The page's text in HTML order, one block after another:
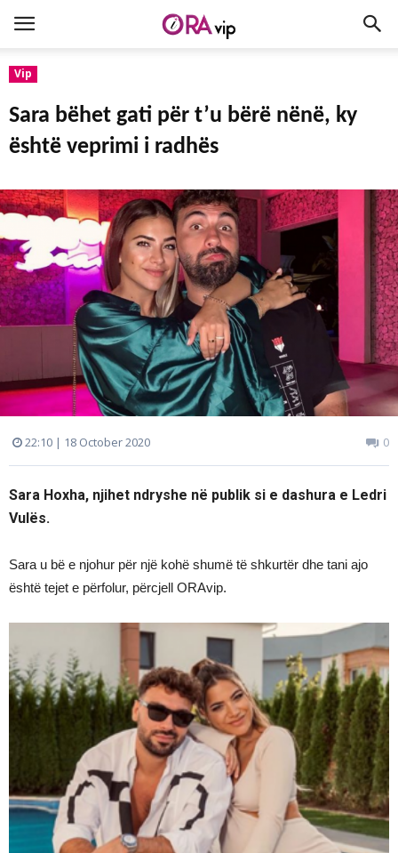
Vip
Sara bëhet gati për t’u bërë nënë, ky
është veprimi i radhës
22:10 | 18 October 2020 0
Sara Hoxha, njihet ndryshe në publik si e dashura e Ledri
Vulës.
Sara u bë e njohur për një kohë shumë të shkurtër dhe tani ajo
është tejet e përfolur, përcjell ORAvip.